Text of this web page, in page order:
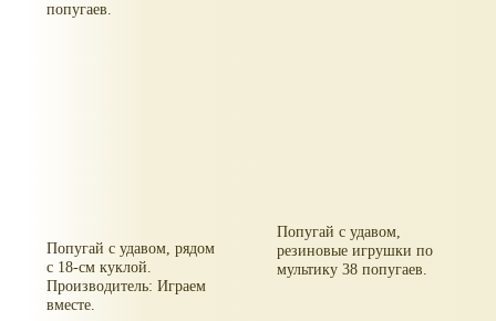
попугаев.
Попугай с удавом, рядом
с 18-см куклой.
Производитель: Играем
вместе.
Попугай с удавом,
резиновые игрушки по
мультику 38 попугаев.